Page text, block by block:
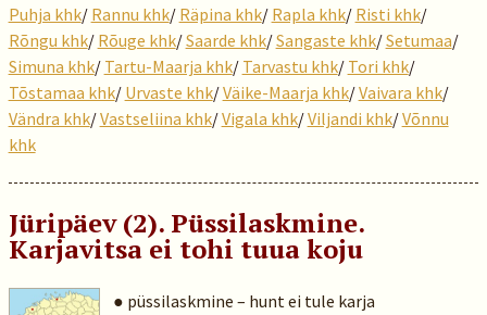
Puhja khk/ Rannu khk/ Räpina khk/ Rapla khk/ Risti khk/
Rõngu khk/ Rõuge khk/Saarde khk/Sangaste khk/Setumaa/
Simuna khk/ Tartu-Maarja khk/ Tarvastu khk/ Tori khk/
Tõstamaa khk/ Urvaste khk/Väike-Maarja khk/Vaivara khk/
Vändra khk/Vastseliina khk/Vigala khk/Viljandi khk/Võnnu
khk
Jüripäev (2). Püssilaskmine.
Karjavitsa ei tohi tuua koju
● püssilaskmine – hunt ei tule karja